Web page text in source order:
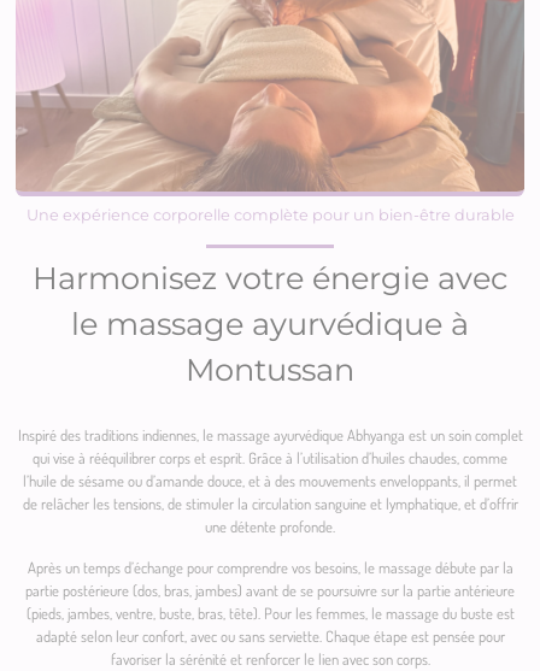
Une expérience corporelle complète pour un bien-être durable
Harmonisez votre énergie avec
le massage ayurvédique à
Montussan
Inspiré des traditions indiennes, le massage ayurvédique Abhyanga est un soin complet
qui vise à rééquilibrer corps et esprit. Grâce à l’utilisation d’huiles chaudes, comme
l’huile de sésame ou d’amande douce, et à des mouvements enveloppants, il permet
de relâcher les tensions, de stimuler la circulation sanguine et lymphatique, et d’offrir
une détente profonde.
Après un temps d’échange pour comprendre vos besoins, le massage débute par la
partie postérieure (dos, bras, jambes) avant de se poursuivre sur la partie antérieure
(pieds, jambes, ventre, buste, bras, tête). Pour les femmes, le massage du buste est
adapté selon leur confort, avec ou sans serviette. Chaque étape est pensée pour
favoriser la sérénité et renforcer le lien avec son corps.